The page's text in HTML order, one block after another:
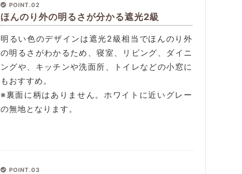
POINT.02
ほんのり外の明るさが分かる遮光2級
明るい色のデザインは遮光2級相当でほんのり外
の明るさがわかるため、寝室、リビング、ダイニ
ングや、キッチンや洗面所、トイレなどの小窓に
もおすすめ。
※裏面に柄はありません。ホワイトに近いグレー
の無地となります。
POINT.03